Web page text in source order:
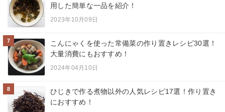
用した簡単な一品を紹介！
2023年10月09日
7
こんにゃくを使った常備菜の作り置きレシピ30選！
大量消費にもおすすめ！
2024年04月10日
8
ひじきで作る煮物以外の人気レシピ17選！作り置き
におすすめ！